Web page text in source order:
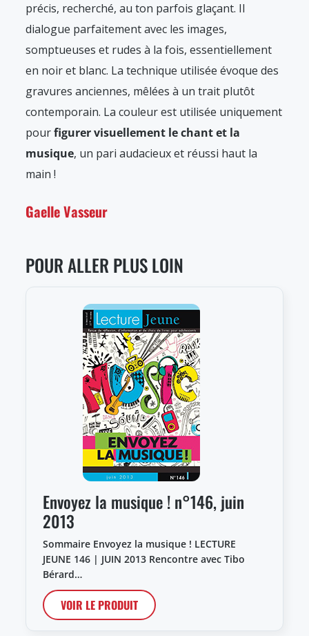
précis, recherché, au ton parfois glaçant. Il
dialogue parfaitement avec les images,
somptueuses et rudes à la fois, essentiellement
en noir et blanc. La technique utilisée évoque des
gravures anciennes, mêlées à un trait plutôt
contemporain. La couleur est utilisée uniquement
pourfigurer visuellement le chant et la
musique, un pari audacieux et réussi haut la
main !
Gaelle Vasseur
POUR ALLER PLUS LOIN
Envoyez la musique ! n°146, juin
2013
Sommaire Envoyez la musique ! LECTURE
JEUNE 146 | JUIN 2013 Rencontre avec Tibo
Bérard…
VOIR LE PRODUIT